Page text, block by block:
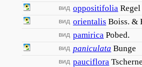
вид oppositifolia
вид orientalis Boiss. &
вид pamirica Pobed.
вид paniculata Bunge
вид pauciflora